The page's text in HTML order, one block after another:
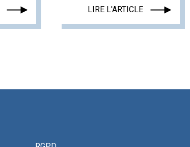
LIRE L'ARTICLE